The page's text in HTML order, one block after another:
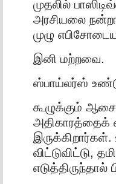
முதலில்
அரசியலை
முழு
இனி மற்றவை.
ஸ்பாய்லர்ஸ்
கூழுக்கும்
அதிகாரத்தைக்
விட்டுவிட்டு,
எடுத்திருந்தால்